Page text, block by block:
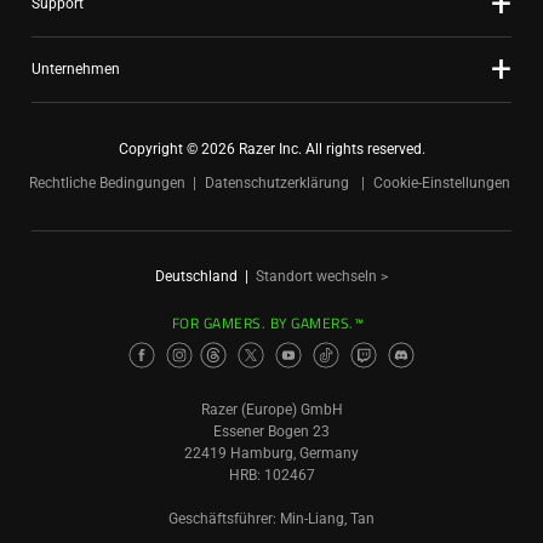
Support
Unternehmen
Copyright © 2026 Razer Inc. All rights reserved.
Rechtliche Bedingungen
Datenschutzerklärung Cookie-Einstellungen
Deutschland Standort wechseln >
FOR GAMERS. BY GAMERS.™
Razer (Europe) GmbH
Essener Bogen 23
22419 Hamburg, Germany
HRB: 102467
Geschäftsführer: Min-Liang, Tan